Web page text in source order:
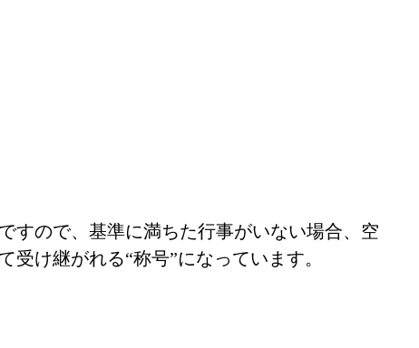
すので、基準に満ちた行事がいない場合、空
け継がれる“称号”になっています。